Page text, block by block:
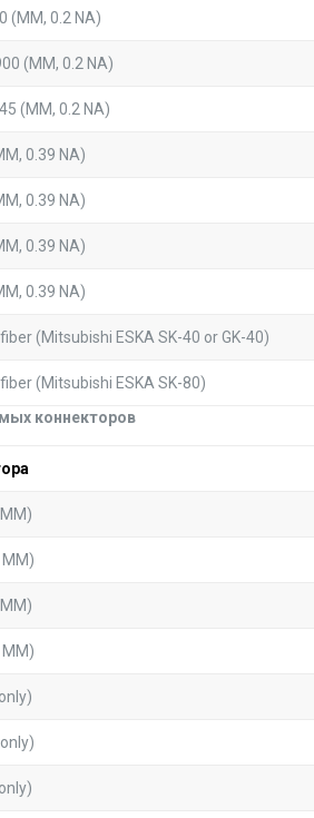
(MM, 0.2 NA)
(MM, 0.2 NA)
(MM, 0.2 NA)
0.39 NA)
0.39 NA)
0.39 NA)
0.39 NA)
(Mitsubishi ESKA SK-40 or GK-40)
(Mitsubishi ESKA SK-80)
коннекторов